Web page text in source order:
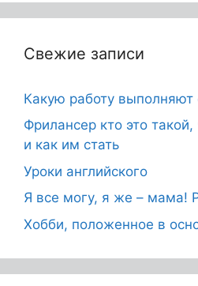
Свежие записи
Какую работу выполняют
Фрилансер кто это
и как им стать
Уроки английского
Я все могу, я же – мама!
Хобби, положенное в